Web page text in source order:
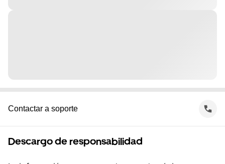
Contactar a soporte
Descargo de responsabilidad